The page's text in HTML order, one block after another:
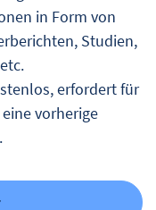
in Form von
Studien,
erfordert für
vorherige